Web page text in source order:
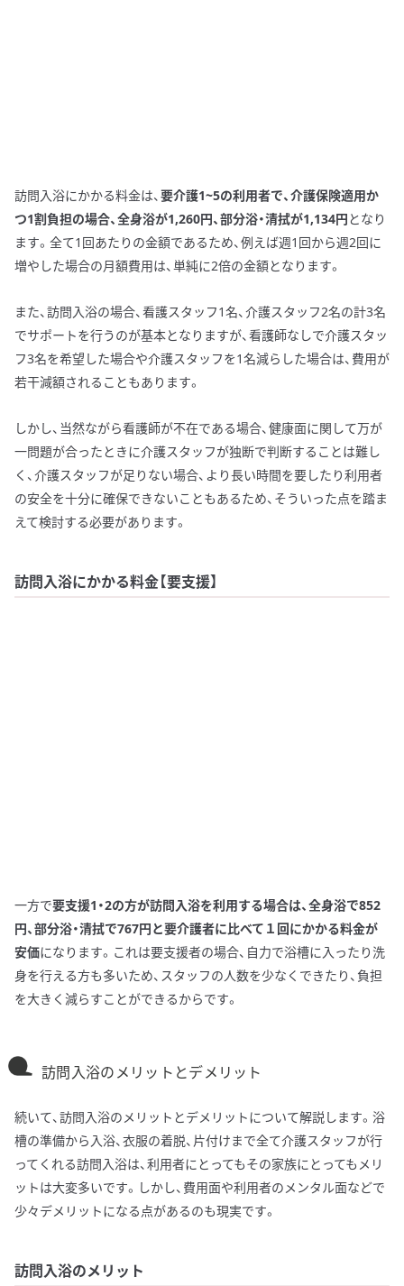
訪問入浴にかかる料金は、要介護1~5の利用者で、介護保険適用か
つ1割負担の場合、全身浴が1,260円、部分浴・清拭が1,134円 となり
ます。全て1回あたりの金額であるため、例えば週1回から週2回に
増やした場合の月額費用は、単純に2倍の金額となります。
また、訪問入浴の場合、看護スタッフ1名、介護スタッフ2名の計3名
でサポートを行うのが基本となりますが、看護師なしで介護スタッ
フ3名を希望した場合や介護スタッフを1名減らした場合は、費用が
若干減額されることもあります。
しかし、当然ながら看護師が不在である場合、健康面に関して万が
一問題が合ったときに介護スタッフが独断で判断することは難し
く、介護スタッフが足りない場合、より長い時間を要したり利用者
の安全を十分に確保できないこともあるため、そういった点を踏ま
えて検討する必要があります。
訪問入浴にかかる料金【要支援】
一方で要支援1・2の方が訪問入浴を利用する場合は、全身浴で852
円、部分浴・清拭で767円と要介護者に比べて１回にかかる料金が
安価になります。これは要支援者の場合、自力で浴槽に入ったり洗
身を行える方も多いため、スタッフの人数を少なくできたり、負担
を大きく減らすことができるからです。
訪問入浴のメリットとデメリット
続いて、訪問入浴のメリットとデメリットについて解説します。浴
槽の準備から入浴、衣服の着脱、片付けまで全て介護スタッフが行
ってくれる訪問入浴は、利用者にとってもその家族にとってもメリ
ットは大変多いです。しかし、費用面や利用者のメンタル面などで
少々デメリットになる点があるのも現実です。
訪問入浴のメリット